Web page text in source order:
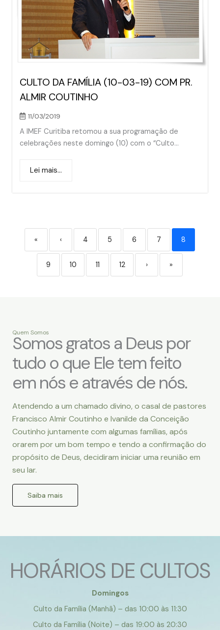
CULTO DA FAMÍLIA (10-03-19) COM PR.
ALMIR COUTINHO
11/03/2019
A IMEF Curitiba retomou a sua programação de
celebrações neste domingo (10) com o “Culto...
Lei mais...
« ‹ 4 5 6 7 8
9 10 11 12 › »
Quem Somos
Somos gratos a Deus por
tudo o que Ele tem feito
em nós e através de nós.
Atendendo a um chamado divino, o casal de pastores
Francisco Almir Coutinho e Ivanilde da Conceição
Coutinho juntamente com algumas famílias, após
orarem por um bom tempo e tendo a confirmação do
propósito de Deus, decidiram iniciar uma reunião em
seu lar.
Saiba mais
HORÁRIOS DE CULTOS
Domingos
Culto da Família (Manhã) – das 10:00 às 11:30
Culto da Família (Noite) – das 19:00 às 20:30